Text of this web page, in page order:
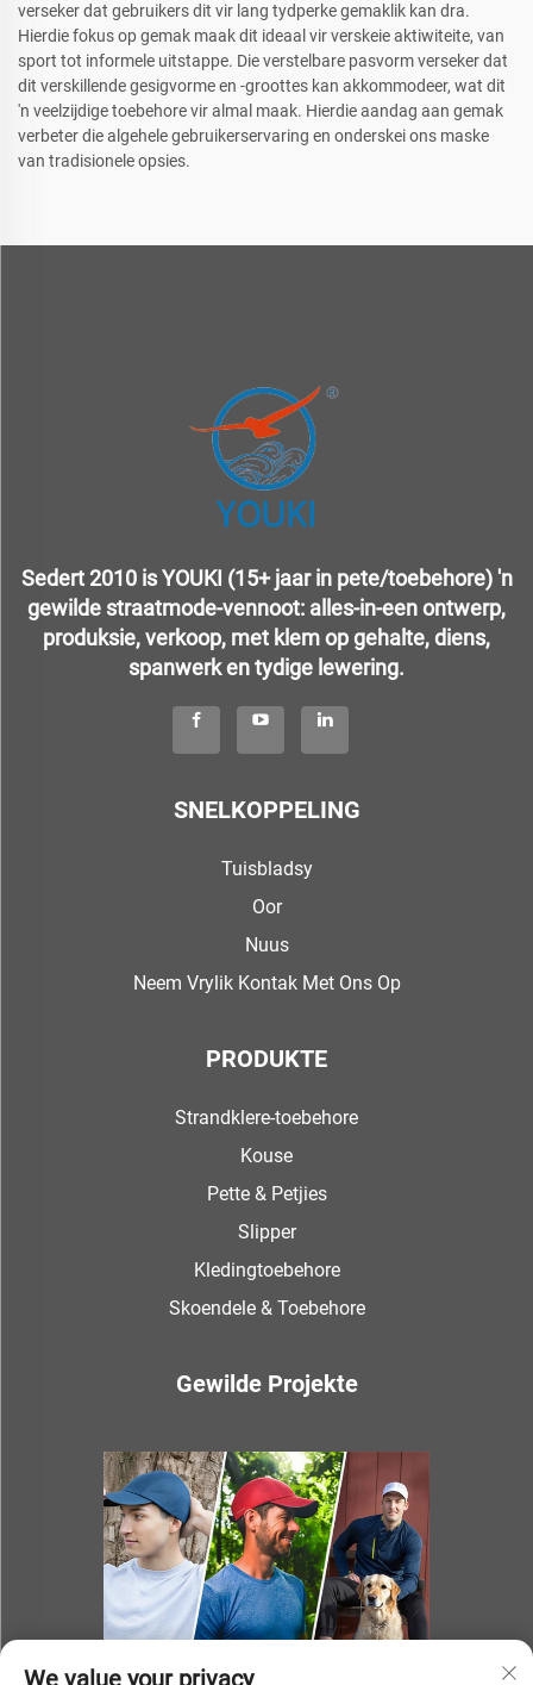
verseker dat gebruikers dit vir lang tydperke gemaklik kan dra.
Hierdie fokus op gemak maak dit ideaal vir verskeie aktiwiteite, van
sport tot informele uitstappe. Die verstelbare pasvorm verseker dat
dit verskillende gesigvorme en -groottes kan akkommodeer, wat dit
'n veelzijdige toebehore vir almal maak. Hierdie aandag aan gemak
verbeter die algehele gebruikerservaring en onderskei ons maske
van tradisionele opsies.
Sedert 2010 is YOUKI (15+ jaar in pete/toebehore) 'n
gewilde straatmode-vennoot: alles-in-een ontwerp,
produksie, verkoop, met klem op gehalte, diens,
spanwerk en tydige lewering.
SNELKOPPELING
Tuisbladsy
Oor
Nuus
Neem Vrylik Kontak Met Ons Op
PRODUKTE
Strandklere-toebehore
Kouse
Pette & Petjies
Slipper
Kledingtoebehore
Skoendele & Toebehore
Gewilde Projekte
We value your privacy